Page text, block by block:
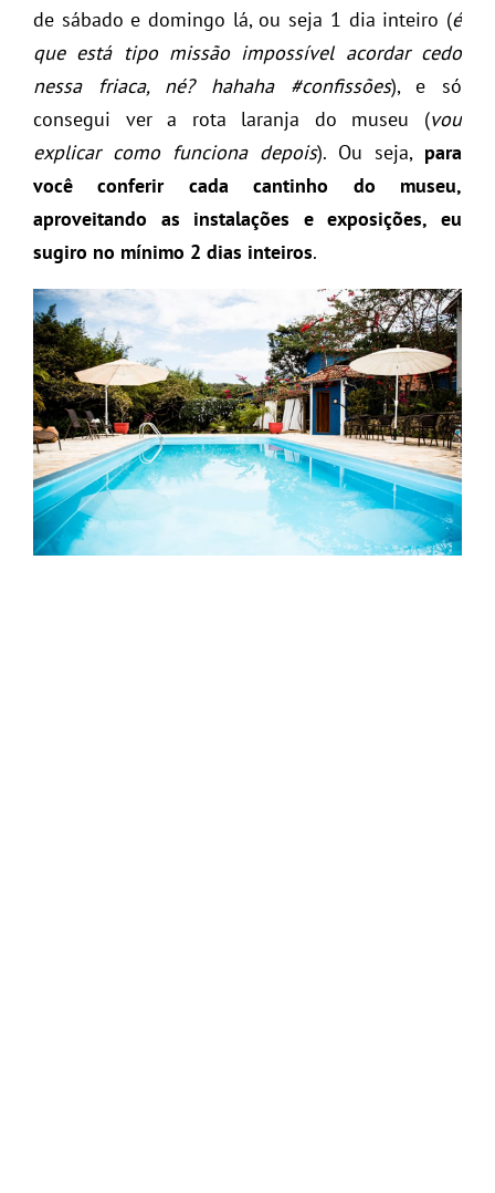
de sábado e domingo lá, ou seja 1 dia inteiro (é
que está tipo missão impossível acordar cedo
nessa friaca, né? hahaha #confissões), e só
consegui ver a rota laranja do museu (vou
explicar como funciona depois). Ou seja, para
você conferir cada cantinho do museu,
aproveitando as instalações e exposições, eu
sugiro no mínimo 2 dias inteiros.